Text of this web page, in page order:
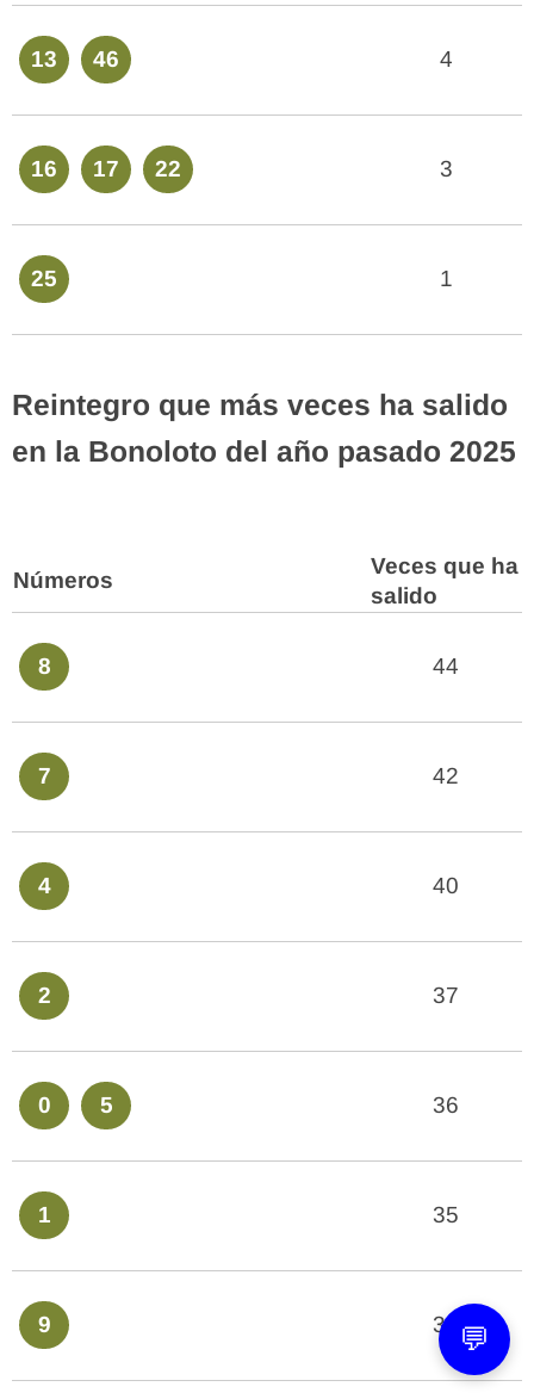
13 46 4
16 17 22 3
25 1
Reintegro que más veces ha salido
en la Bonoloto del año pasado 2025
Números
Veces que ha
salido
8 44
7 42
4 40
2 37
0 5 36
1 35
9 32 💬